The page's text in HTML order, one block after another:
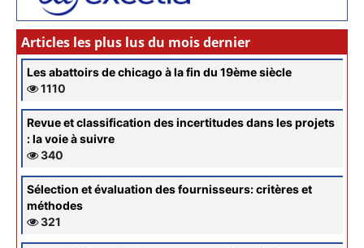
Articles les plus lus du mois dernier
Les abattoirs de chicago à la fin du 19ème siècle
1110
Revue et classification des incertitudes dans les projets
: la voie à suivre
340
Sélection et évaluation des fournisseurs: critères et
méthodes
321